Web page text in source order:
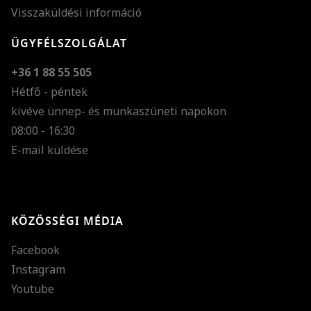
Visszaküldési információ
ÜGYFÉLSZOLGÁLAT
+36 1 88 55 505
Hétfő - péntek
kivéve ünnep- és munkaszüneti napokon
08:00 - 16:30
E-mail küldése
KÖZÖSSÉGI MÉDIA
Facebook
Instagram
Youtube